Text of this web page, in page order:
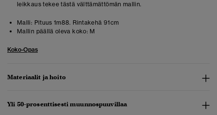
leikkaus tekee tästä välttämättömän mallin.
Malli: Pituus 1m88. Rintakehä 91cm
Mallin päällä oleva koko: M
Koko-Opas
Materiaalit ja hoito
Yli 50-prosenttisesti muunnospuuvillaa